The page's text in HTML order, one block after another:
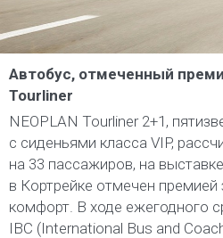
Автобус, отмеченный
Tourliner
NEOPLAN Tourliner 2+1,
с сиденьями класса VIP,
на 33 пассажиров, на
в Кортрейке отмечен
комфорт. В ходе ежегодного
IBC (International Bus and